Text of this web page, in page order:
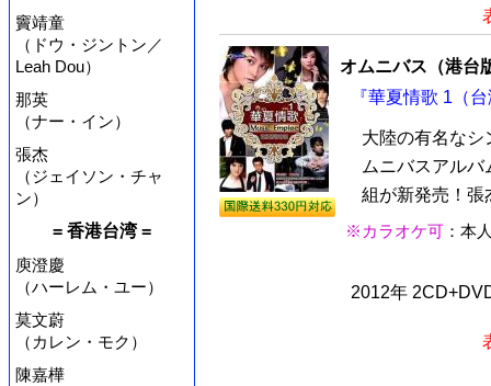
竇靖童
（ドウ・ジントン／
Leah Dou）
那英
（ナー・イン）
張杰
（ジェイソン・チャ
ン）
= 香港台湾 =
庾澄慶
（ハーレム・ユー）
莫文蔚
（カレン・モク）
陳嘉樺
オムニバス（港台
『華夏情歌 1（
大陸の有名なシ
ムニバスアル
組が新発売！張
※カラオケ可 ：本
2012年